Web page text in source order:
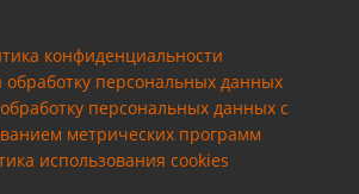
конфиденциальности
обработку персональных данных
персональных данных с
метрических программ
использования cookies